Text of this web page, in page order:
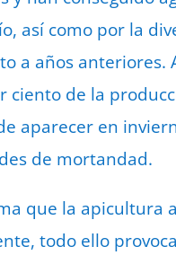
así como por la
a años anteriores.
ciento de la
aparecer en
de mortandad.
que la apicultura
todo ello